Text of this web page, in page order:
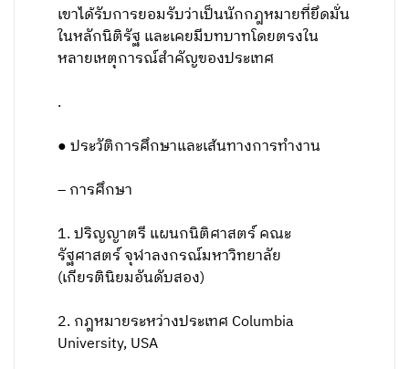
เขาได้รับการยอมรับว่าเป็นนักกฎหมายที่ยึดมั่น
ในหลักนิติรัฐ และเคยมีบทบาทโดยตรงใน
หลายเหตุการณ์สำคัญของประเทศ
.
● ประวัติการศึกษาและเส้นทางการทำงาน
– การศึกษา
1. ปริญญาตรี แผนกนิติศาสตร์ คณะ
รัฐศาสตร์ จุฬาลงกรณ์มหาวิทยาลัย
(เกียรตินิยมอันดับสอง)
2. กฎหมายระหว่างประเทศ Columbia
University, USA